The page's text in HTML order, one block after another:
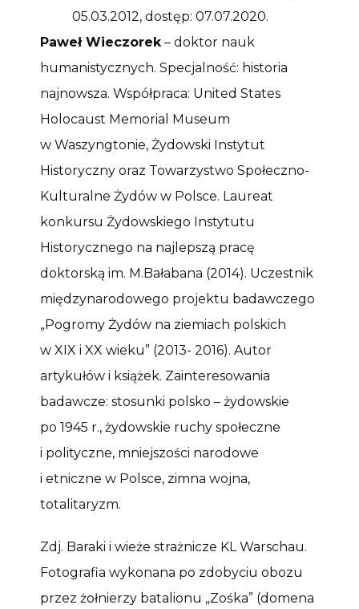
05.03.2012, dostęp: 07.07.2020.
Paweł Wieczorek– doktor nauk
humanistycznych. Specjalność: historia
najnowsza. Współpraca: United States
Holocaust Memorial Museum
w Waszyngtonie, Żydowski Instytut
Historyczny oraz Towarzystwo Społeczno-
Kulturalne Żydów w Polsce. Laureat
konkursu Żydowskiego Instytutu
Historycznego na najlepszą pracę
doktorską im. M.Bałabana (2014). Uczestnik
międzynarodowego projektu badawczego
„Pogromy Żydów na ziemiach polskich
w XIX i XX wieku” (2013- 2016). Autor
artykułów i książek. Zainteresowania
badawcze: stosunki polsko – żydowskie
po 1945 r., żydowskie ruchy społeczne
i polityczne, mniejszości narodowe
i etniczne w Polsce, zimna wojna,
totalitaryzm.
Zdj. Baraki i wieże strażnicze KL Warschau.
Fotografia wykonana po zdobyciu obozu
przez żołnierzy batalionu „Zośka” (domena